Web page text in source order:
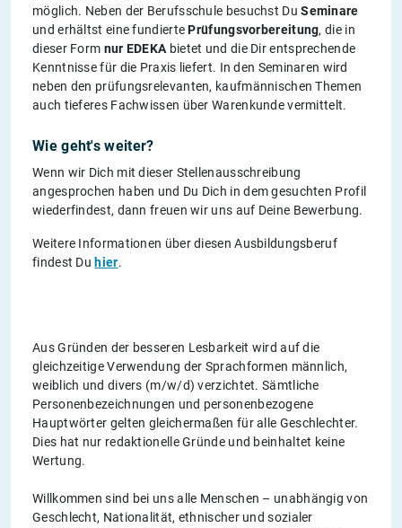
möglich. Neben der Berufsschule besuchst DuSeminare
und erhältst eine fundiertePrüfungsvorbereitung, die in
dieser Form nur EDEKA bietet und die Dir entsprechende
Kenntnisse für die Praxis liefert. In den Seminaren wird
neben den prüfungsrelevanten, kaufmännischen Themen
auch tieferes Fachwissen über Warenkunde vermittelt.
Wie geht's weiter?
Wenn wir Dich mit dieser Stellenausschreibung
angesprochen haben und Du Dich in dem gesuchten Profil
wiederfindest, dann freuen wir uns auf Deine Bewerbung.
Weitere Informationen über diesen Ausbildungsberuf
findest Du hier.
Aus Gründen der besseren Lesbarkeit wird auf die
gleichzeitige Verwendung der Sprachformen männlich,
weiblich und divers (m/w/d) verzichtet. Sämtliche
Personenbezeichnungen und personenbezogene
Hauptwörter gelten gleichermaßen für alle Geschlechter.
Dies hat nur redaktionelle Gründe und beinhaltet keine
Wertung.
Willkommen sind bei uns alle Menschen – unabhängig von
Geschlecht, Nationalität, ethnischer und sozialer